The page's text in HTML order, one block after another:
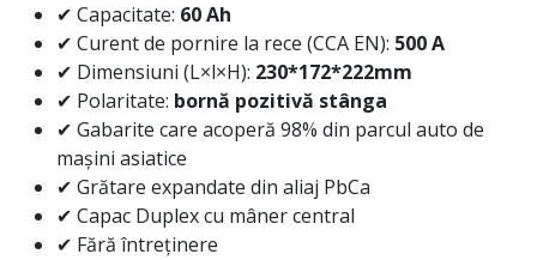
✔ Capacitate: 60 Ah
✔ Curent de pornire la rece (CCA EN): 500 A
✔ Dimensiuni (L×l×H): 230*172*222mm
✔ Polaritate: bornă pozitivă stânga
✔ Gabarite care acoperă 98% din parcul auto de
mașini asiatice
✔ Grătare expandate din aliaj PbCa
✔ Capac Duplex cu mâner central
✔ Fără întreținere